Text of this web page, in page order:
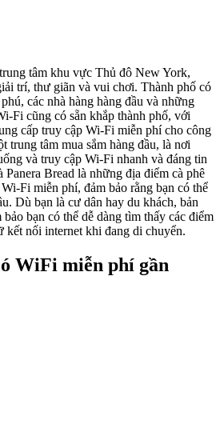
tâm khu vực Thủ đô New York,
trí, thư giãn và vui chơi. Thành phố có
các nhà hàng hàng đầu và những
Fi cũng có sẵn khắp thành phố, với
cấp truy cập Wi-Fi miễn phí cho công
trung tâm mua sắm hàng đầu, là nơi
và truy cập Wi-Fi nhanh và đáng tin
Bread là những địa điểm cà phê
Fi miễn phí, đảm bảo rằng bạn có thể
Dù bạn là cư dân hay du khách, bản
bạn có thể dễ dàng tìm thấy các điểm
kết nối internet khi đang di chuyển.
WiFi miễn phí gần